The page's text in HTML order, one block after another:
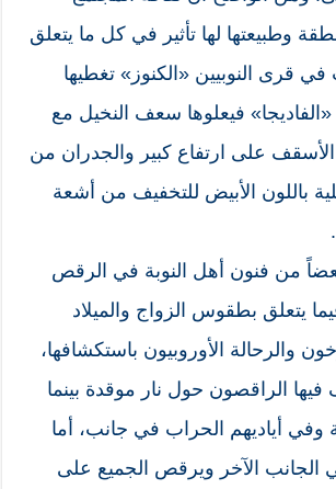
وطبيعتها لها تأثير في كل ما يتعلق
في قرى النوبيين «الكنوز» تغطيها
«الفاديجا» فيعلوها سعف النخيل مع
على ارتفاع كبير والجدران من
باللون الأبيض للتخفيف من أشعة
من فنون أهل النوبة في الرقص
يتعلق بطقوس الزواج والميلاد
والرحالة الأوروبيون باستكشافها،
الراقصون حول نار موقدة بينما
وفي أياديهم الحراب في جانب، أما
الجانب الآخر ويرقص الجميع على